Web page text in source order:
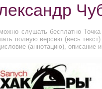
слушать бесплатно
полную версию (весь
(аннотацию), описание